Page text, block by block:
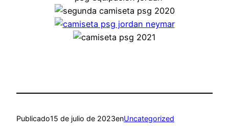
Publicado15 de julio de 2023enUncategorized